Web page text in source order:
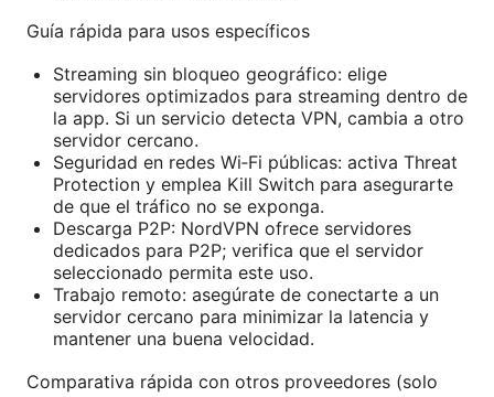
Guía rápida para usos específicos
Streaming sin bloqueo geográfico: elige
servidores optimizados para streaming dentro de
la app. Si un servicio detecta VPN, cambia a otro
servidor cercano.
Seguridad en redes Wi‑Fi públicas: activa Threat
Protection y emplea Kill Switch para asegurarte
de que el tráfico no se exponga.
Descarga P2P: NordVPN ofrece servidores
dedicados para P2P; verifica que el servidor
seleccionado permita este uso.
Trabajo remoto: asegúrate de conectarte a un
servidor cercano para minimizar la latencia y
mantener una buena velocidad.
Comparativa rápida con otros proveedores (solo